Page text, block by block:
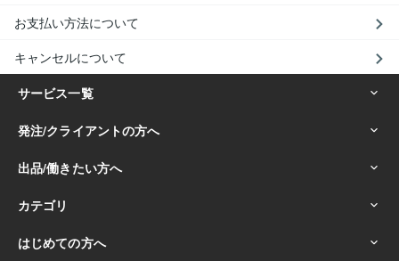
お支払い方法について
キャンセルについて